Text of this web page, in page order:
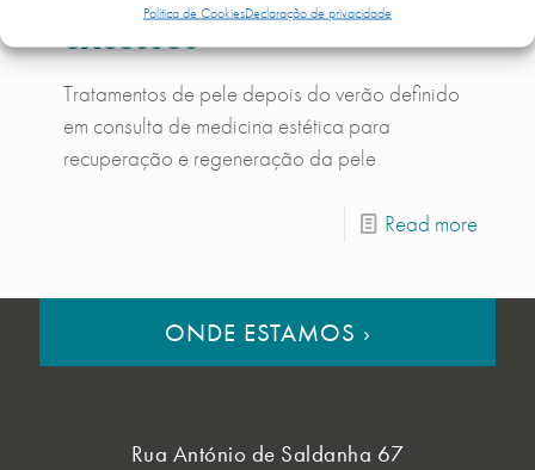
Política de CookiesDeclaração de privacidade
excessos
Tratamentos de pele depois do verão definido
em consulta de medicina estética para
recuperação e regeneração da pele
Read more
ONDE ESTAMOS ›
Rua António de Saldanha 67